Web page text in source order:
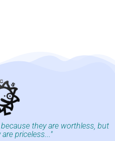
they are worthless, but
priceless..."